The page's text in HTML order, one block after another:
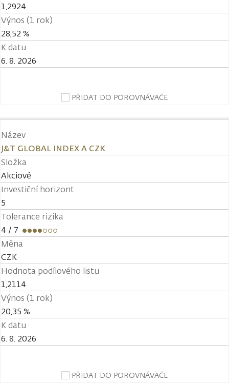
1,2924
Výnos (1 rok)
28,52 %
K datu
6. 8. 2026
PŘIDAT DO POROVNÁVAČE
Název
J&T GLOBAL INDEX A CZK
Složka
Akciové
Investiční horizont
5
Tolerance rizika
4 / 7
Měna
CZK
Hodnota podílového listu
1,2114
Výnos (1 rok)
20,35 %
K datu
6. 8. 2026
PŘIDAT DO POROVNÁVAČE